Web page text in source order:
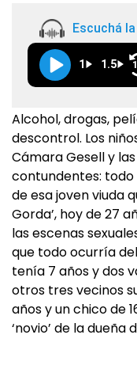
Escuchá
1 1.5
Alcohol, drogas,
descontrol. Los
Cámara Gesell y
contundentes: todo
de esa joven viuda
Gorda’, hoy de 27
las escenas
que todo ocurría
tenía 7 años y dos
otros tres vecinos
años y un chico de
‘novio’ de la dueña